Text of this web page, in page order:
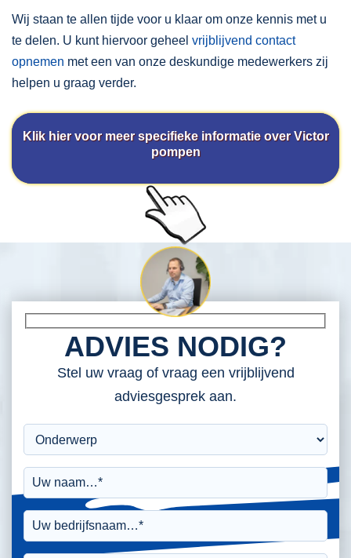
Wij staan te allen tijde voor u klaar om onze kennis met u
te delen. U kunt hiervoor geheel vrijblijvend contact
opnemen met een van onze deskundige medewerkers zij
helpen u graag verder.
Klik hier voor meer specifieke informatie over Victor
pompen
ADVIES NODIG?
Stel uw vraag of vraag een vrijblijvend
adviesgesprek aan.